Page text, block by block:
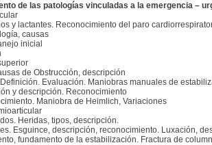
de las patologías vinculadas a la emergencia –
y lactantes. Reconocimiento del paro
causas
inicial
de Obstrucción, descripción
Evaluación. Maniobras manuales de
y descripción. Reconocimiento
Maniobra de Heimlich, Variaciones
Heridas, tipos, descripción.
Esguince, descripción, reconocimiento. Luxación,
fundamento de la estabilización. Fractura de